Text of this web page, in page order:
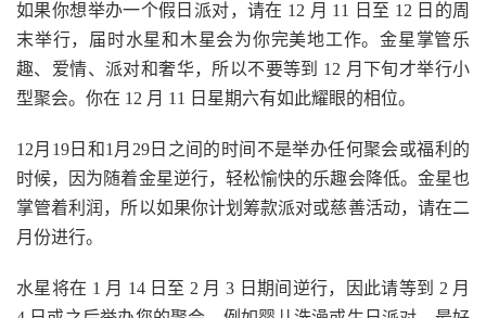
如果你想举办一个假日派对，请在 12 月 11 日至 12 日的周
末举行，届时水星和木星会为你完美地工作。金星掌管乐
趣、爱情、派对和奢华，所以不要等到 12 月下旬才举行小
型聚会。你在 12 月 11 日星期六有如此耀眼的相位。
12月19日和1月29日之间的时间不是举办任何聚会或福利的
时候，因为随着金星逆行，轻松愉快的乐趣会降低。金星也
掌管着利润，所以如果你计划筹款派对或慈善活动，请在二
月份进行。
水星将在 1 月 14 日至 2 月 3 日期间逆行，因此请等到 2 月